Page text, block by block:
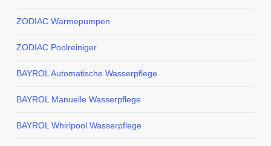
ZODIAC Wärmepumpen
ZODIAC Poolreiniger
BAYROL Automatische Wasserpflege
BAYROL Manuelle Wasserpflege
BAYROL Whirlpool Wasserpflege